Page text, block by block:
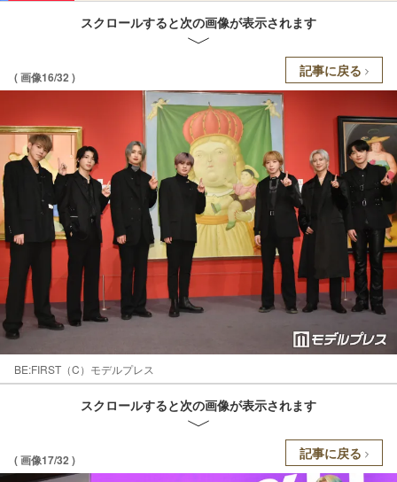
スクロールすると次の画像が表示されます
( 画像16/32 ) 記事に戻る
BE:FIRST（C）モデルプレス
スクロールすると次の画像が表示されます
( 画像17/32 ) 記事に戻る